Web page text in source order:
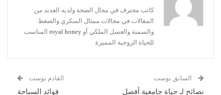
كاتب محترف في مجال الصحة ولديه العديد من
المقالات في مجالات ممثال السكري والضغط
والسمنة والعسل الملكي أو royal honey المناسب
للحياة الزوجية المميزة
السابق بوست
نصائح لـ حياة جامعية أفضل
القادم بوست
فوائد السباحة